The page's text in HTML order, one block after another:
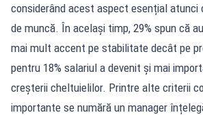
considerând acest aspect esențial atunci
de muncă. În același timp, 29% spun că
mai mult accent pe stabilitate decât pe
pentru 18% salariul a devenit și mai
creșterii cheltuielilor. Printre alte criterii
importante se numără un manager